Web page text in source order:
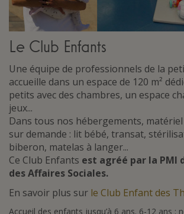
Le Club Enfants
Une équipe de professionnels de la
accueille dans un espace de 120 m²
petits avec des chambres, un espace
jeux...
Dans tous nos hébergements,
sur demande : lit bébé, transat,
biberon, matelas à langer...
Ce Club Enfants est agréé par la PMI
des Affaires Sociales.
En savoir plus sur le Club Enfant des
Accueil des enfants jusqu’à 6 ans. 6-12 ans :